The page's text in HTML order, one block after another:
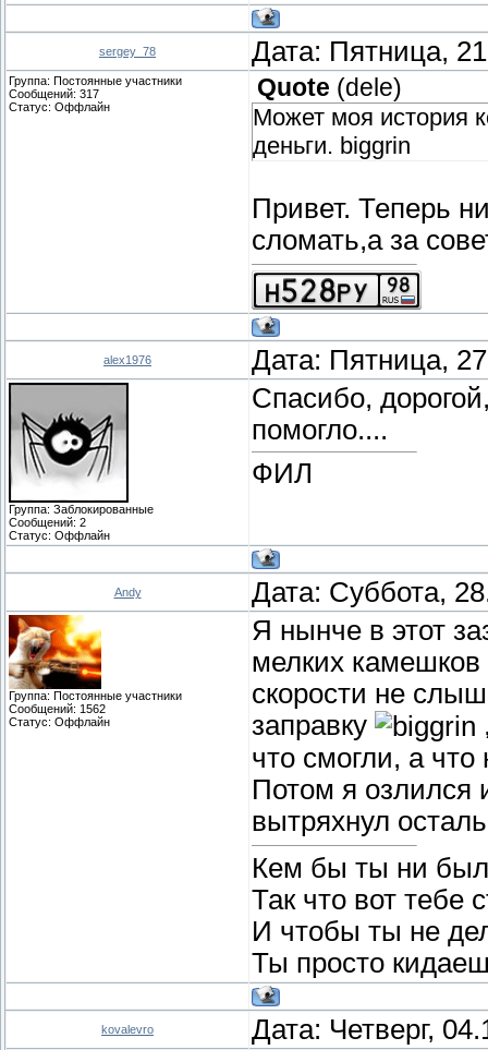
sergey_78 Дата: Пятница,
Группа: Постоянные участники
Сообщений: 317
Статус: Оффлайн
Quote (dele)
Может моя история
деньги. biggrin
Привет. Теперь
сломать,а за
alex1976 Дата: Пятница,
Группа: Заблокированные
Сообщений: 2
Статус: Оффлайн
Спасибо,
помогло....
ФИЛ
Andy Дата: Суббота,
Группа: Постоянные участники
Сообщений: 1562
Статус: Оффлайн
Я нынче в этот
мелких камешков
скорости не
заправку
что смогли, а
Потом я озлился
вытряхнул
Кем бы ты ни
Так что вот тебе
И чтобы ты не
Ты просто
kovalevro Дата: Четверг,